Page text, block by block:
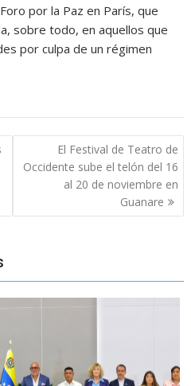
por la Paz en París, que
sobre todo, en aquellos que
por culpa de un régimen
El Festival de Teatro de
Occidente sube el telón del 16
al 20 de noviembre en
Guanare